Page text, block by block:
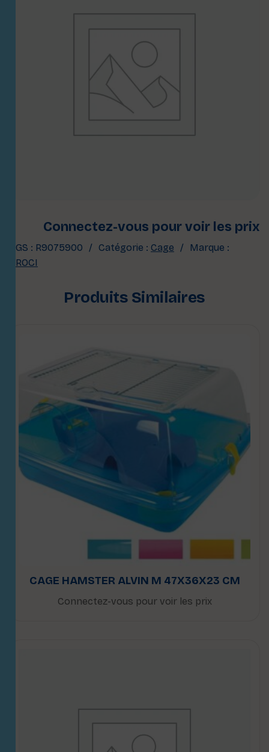
Connectez-vous pour voir les prix
UGS : R9075900 Catégorie : Cage
Marque :
CROCI
Produits Similaires
CAGE HAMSTER ALVIN M 47X36X23 CM
Connectez-vous pour voir les prix